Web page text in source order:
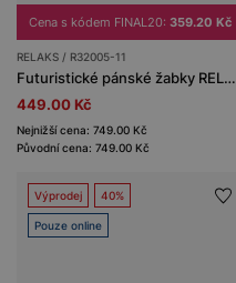
Cena s kódem FINAL20: 359.20 Kč
RELAKS / R32005-11
Futuristické pánské žabky RELAKS s profilovanou podrážkou
449.00 Kč
Nejnižší cena: 749.00 Kč
Původní cena: 749.00 Kč
Výprodej 40%
Pouze online